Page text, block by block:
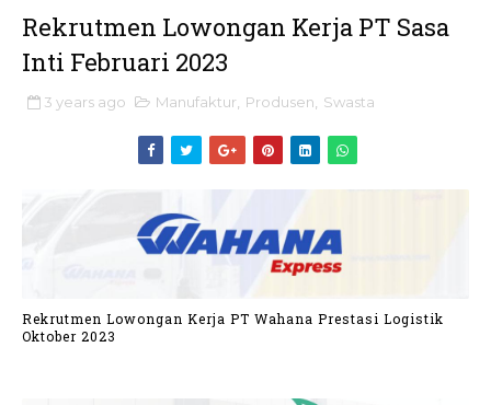
Rekrutmen Lowongan Kerja PT Sasa
Inti Februari 2023
3 years ago Manufaktur Produsen Swasta
Rekrutmen Lowongan Kerja PT Wahana Prestasi Logistik
Oktober 2023